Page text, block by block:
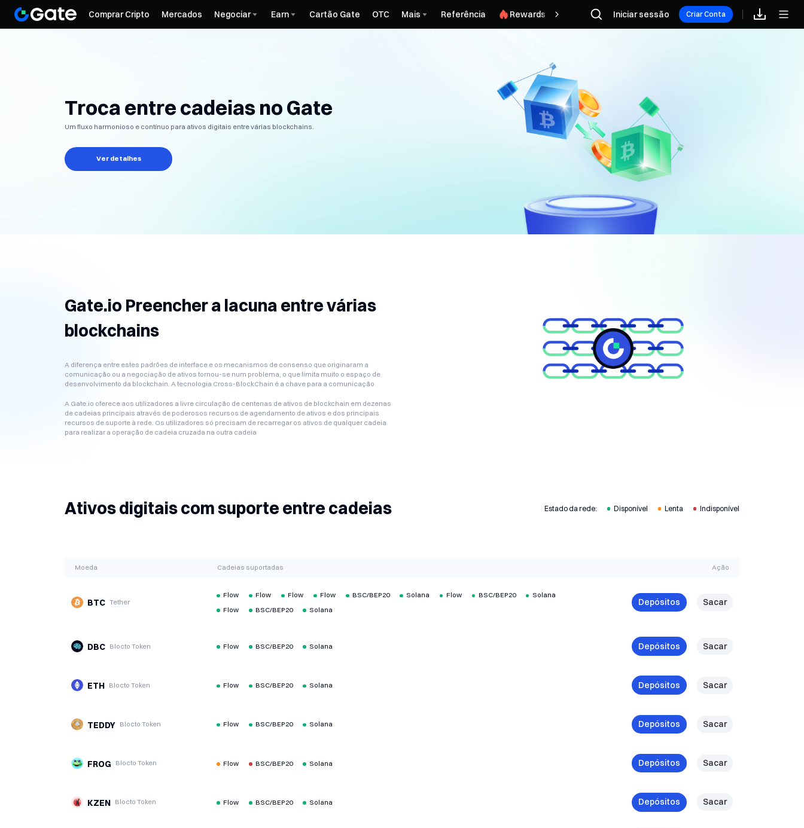
Comprar Cripto Mercados Negociar Earn Cartão Gate OTC Mais Referência Rewards Afiliado Iniciar sessão Criar Conta
Troca entre cadeias no Gate
Um fluxo harmonioso e contínuo para ativos digitais entre várias blockchains.
Ver detalhes
Gate.io Preencher a lacuna entre várias
blockchains
A diferença entre estes padrões de interface e os mecanismos de consenso que originaram a
comunicação ou a negociação de ativos tornou-se num problema, o que limita muito o espaço de
desenvolvimento da blockchain. A tecnologia Cross-BlockChain é a chave para a comunicação
A Gate.io oferece aos utilizadores a livre circulação de centenas de ativos de blockchain em dezenas
de cadeias principais através de poderosos recursos de agendamento de ativos e dos principais
recursos de suporte à rede. Os utilizadores só precisam de recarregar os ativos de qualquer cadeia
para realizar a operação de cadeia cruzada na outra cadeia
Ativos digitais com suporte entre cadeias Estado da rede: Disponível Lenta Indisponível
Moeda Cadeias suportadas Ação
BTC Tether
Flow Flow Flow Flow BSC/BEP20 Solana Flow BSC/BEP20
Solana
Flow
BSC/BEP20 Solana
Depósitos Sacar
DBC Blocto Token Flow BSC/BEP20 Solana Depósitos Sacar
ETH Blocto Token Flow BSC/BEP20 Solana Depósitos Sacar
TEDDY Blocto Token Flow BSC/BEP20 Solana Depósitos Sacar
FROG Blocto Token Flow BSC/BEP20 Solana Depósitos Sacar
KZEN Blocto Token Flow BSC/BEP20 Solana Depósitos Sacar